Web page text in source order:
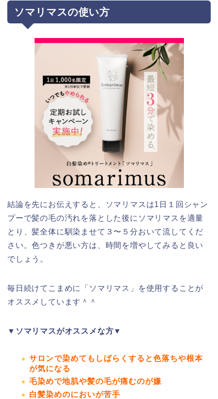
ソマリマスの使い方
結論を先にお伝えすると、 ソマリマス は1日１回シャン
プーで髪の毛の汚れを落とした後にソマリマスを適量
とり、髪全体に馴染ませて３〜５分おいて流してくだ
さい。色つきが悪い方は、時間を増やしてみると良い
でしょう。
毎日続けてこまめに「 ソマリマス 」を使用することが
オススメしています＾＾
▼ソマリマスがオススメな方▼
サロンで染めてもしばらくすると色落ちや根本
が気になる
毛染めで地肌や髪の毛が痛むのが嫌
白髪染めのにおいが苦手